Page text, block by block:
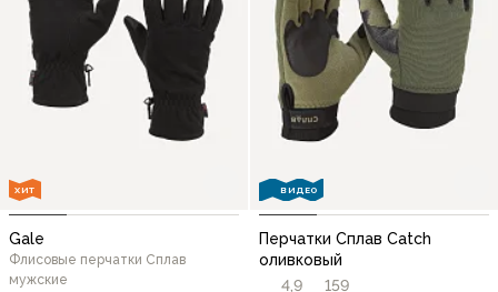
ХИТ
Gale
Флисовые перчатки Сплав
мужские
ВИДЕО
Перчатки Сплав Catch
оливковый
4,9
159